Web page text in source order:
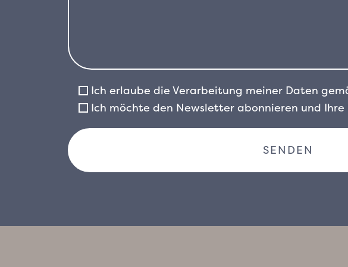
Ich erlaube die Verarbeitung meiner Daten
Ich möchte den Newsletter abonnieren und